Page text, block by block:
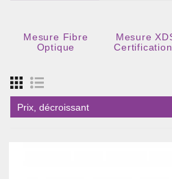
Mesure Fibre
Optique
Mesure
Prix, décroissant